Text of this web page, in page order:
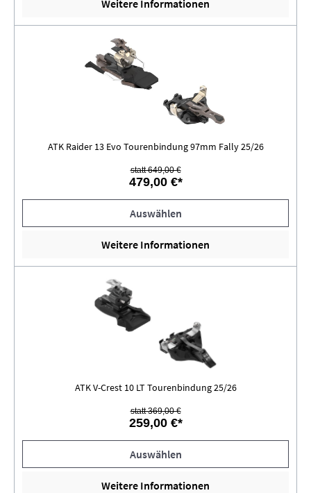
Weitere Informationen
ATK Raider 13 Evo Tourenbindung 97mm Fally 25/26
statt 649,00 €
479,00 €*
Auswählen
Weitere Informationen
ATK V-Crest 10 LT Tourenbindung 25/26
statt 369,00 €
259,00 €*
Auswählen
Weitere Informationen